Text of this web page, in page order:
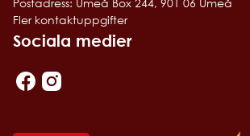
Postadress: Umeå Box 244, 901 06 Umeå
Fler kontaktuppgifter
Sociala medier